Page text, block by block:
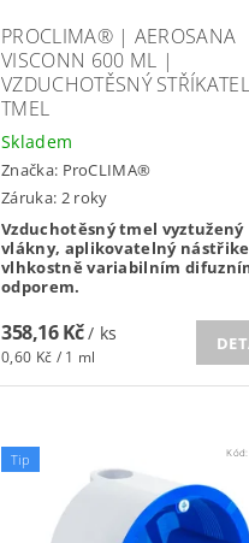
PROCLIMA® | AEROSANA
VISCONN 600 ML |
VZDUCHOTĚSNÝ
TMEL
Skladem
Značka: ProCLIMA®
Záruka: 2 roky
Vzduchotěsný tmel vyztužený
vlákny, aplikovatelný
vlhkostně variabilním
odporem.
358,16 Kč/ ks
0,60 Kč / 1 ml
Tip Kód: